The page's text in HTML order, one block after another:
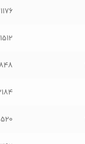
1176
1512